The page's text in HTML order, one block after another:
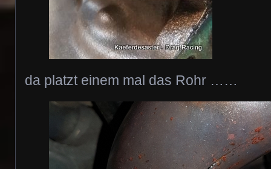
da platzt einem mal das Rohr ……